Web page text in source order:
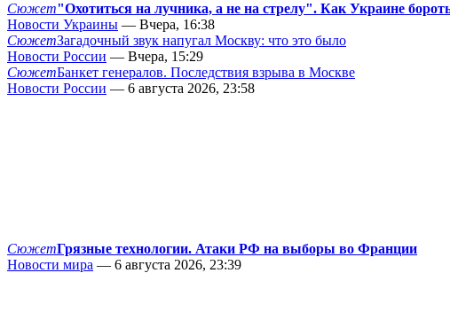
Сюжет"Охотиться на лучника, а не на стрелу". Как Украине
Новости Украины — Вчера, 16:38
СюжетЗагадочный звук напугал Москву: что это было
Новости России — Вчера, 15:29
СюжетБанкет генералов. Последствия взрыва в Москве
Новости России — 6 августа 2026, 23:58
СюжетГрязные технологии. Атаки РФ на выборы во Франции
Новости мира — 6 августа 2026, 23:39